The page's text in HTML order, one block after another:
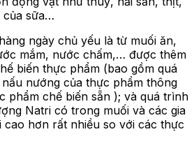
của sữa…
ngày chủ yếu là từ muối ăn,
mắm, nước chấm,… được thêm
biến thực phẩm (bao gồm quá
nướng của thực phẩm thông
phẩm chế biến sẵn ); và quá trình
Natri có trong muối và các gia
hơn rất nhiều so với các thực